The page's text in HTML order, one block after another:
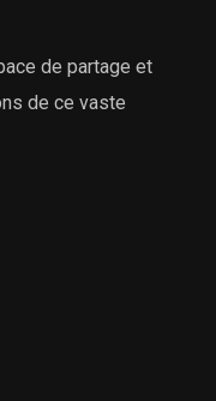
de partage et
de ce vaste